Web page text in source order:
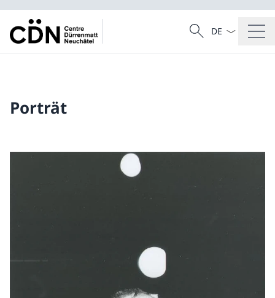
Suche
Suche
Sprach
Porträt